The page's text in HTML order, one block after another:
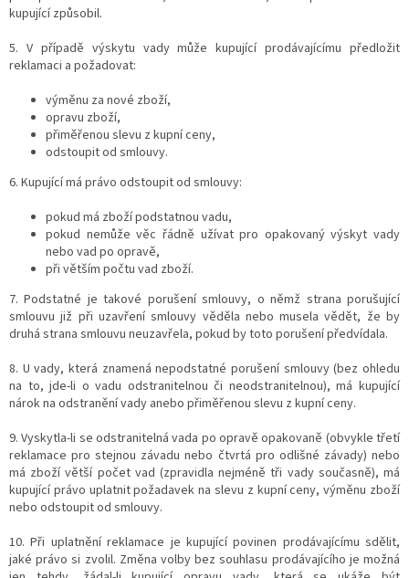
kupující způsobil.
5. V případě výskytu vady může kupující prodávajícímu předložit
reklamaci a požadovat:
výměnu za nové zboží,
opravu zboží,
přiměřenou slevu z kupní ceny,
odstoupit od smlouvy.
6. Kupující má právo odstoupit od smlouvy:
pokud má zboží podstatnou vadu,
pokud nemůže věc řádně užívat pro opakovaný výskyt vady
nebo vad po opravě,
při větším počtu vad zboží.
7. Podstatné je takové porušení smlouvy, o němž strana porušující
smlouvu již při uzavření smlouvy věděla nebo musela vědět, že by
druhá strana smlouvu neuzavřela, pokud by toto porušení předvídala.
8. U vady, která znamená nepodstatné porušení smlouvy (bez ohledu
na to, jde-li o vadu odstranitelnou či neodstranitelnou), má kupující
nárok na odstranění vady anebo přiměřenou slevu z kupní ceny.
9. Vyskytla-li se odstranitelná vada po opravě opakovaně (obvykle třetí
reklamace pro stejnou závadu nebo čtvrtá pro odlišné závady) nebo
má zboží větší počet vad (zpravidla nejméně tři vady současně), má
kupující právo uplatnit požadavek na slevu z kupní ceny, výměnu zboží
nebo odstoupit od smlouvy.
10. Při uplatnění reklamace je kupující povinen prodávajícímu sdělit,
jaké právo si zvolil. Změna volby bez souhlasu prodávajícího je možná